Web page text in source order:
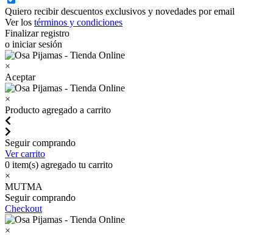
Quiero recibir descuentos exclusivos y novedades por email
Ver los términos y condiciones
Finalizar registro
o iniciar sesión
×
Aceptar
×
Producto agregado a carrito
Seguir comprando
Ver carrito
0 item(s) agregado tu carrito
×
MUTMA
Seguir comprando
Checkout
×